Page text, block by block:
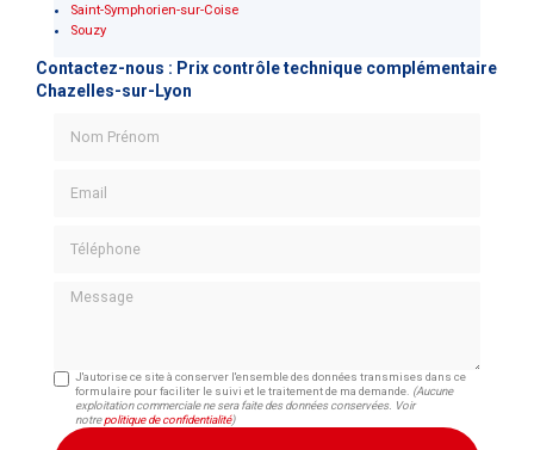
Saint-Symphorien-sur-Coise
Souzy
Contactez-nous : Prix contrôle technique complémentaire
Chazelles-sur-Lyon
Message
J'autorise ce site à conserver l'ensemble des données transmises dans ce
formulaire pour faciliter le suivi et le traitement de ma demande. (Aucune
exploitation commerciale ne sera faite des données conservées. Voir
notrepolitique de confidentialité)